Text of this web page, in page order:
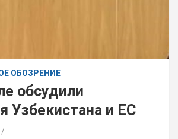
ОБОЗРЕНИЕ
обсудили
Узбекистана и ЕС
/